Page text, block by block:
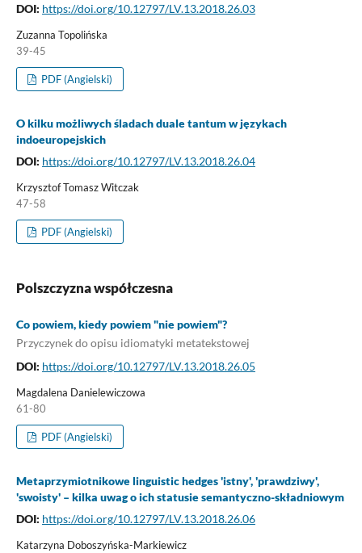
DOI: https://doi.org/10.12797/LV.13.2018.26.03
Zuzanna Topolińska
39-45
PDF (Angielski)
O kilku możliwych śladach duale tantum w językach
indoeuropejskich
DOI: https://doi.org/10.12797/LV.13.2018.26.04
Krzysztof Tomasz Witczak
47-58
PDF (Angielski)
Polszczyzna współczesna
Co powiem, kiedy powiem "nie powiem"?
Przyczynek do opisu idiomatyki metatekstowej
DOI: https://doi.org/10.12797/LV.13.2018.26.05
Magdalena Danielewiczowa
61-80
PDF (Angielski)
Metaprzymiotnikowe linguistic hedges 'istny', 'prawdziwy',
'swoisty' – kilka uwag o ich statusie semantyczno-składniowym
DOI: https://doi.org/10.12797/LV.13.2018.26.06
Katarzyna Doboszyńska-Markiewicz